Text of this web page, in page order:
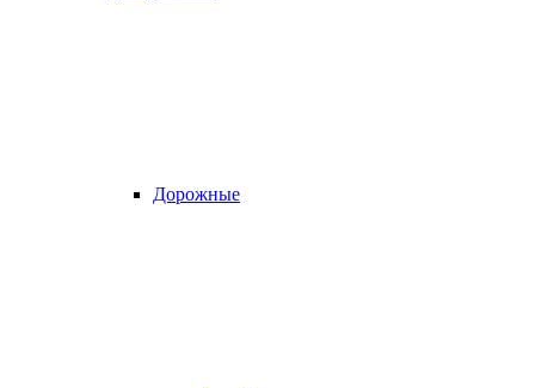
Дорожные